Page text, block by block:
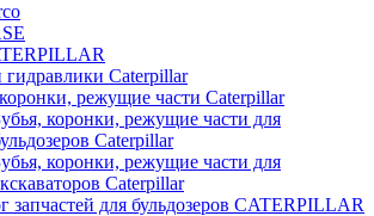
гидравлики Caterpillar
режущие части Caterpillar
коронки, режущие части для
Caterpillar
коронки, режущие части для
Caterpillar
запчастей для бульдозеров CATERPILLAR